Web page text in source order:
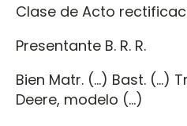
Clase de Acto
Presentante B. R. R.
Bien Matr. (…) Bast. (…)
Deere, modelo (…)